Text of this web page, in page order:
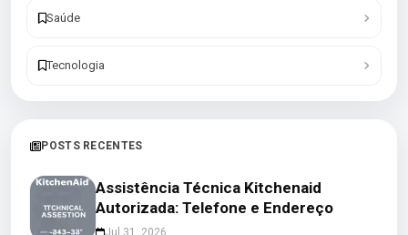
Saúde
Tecnologia
POSTS RECENTES
Assistência Técnica Kitchenaid
Autorizada: Telefone e Endereço
Jul 31, 2026